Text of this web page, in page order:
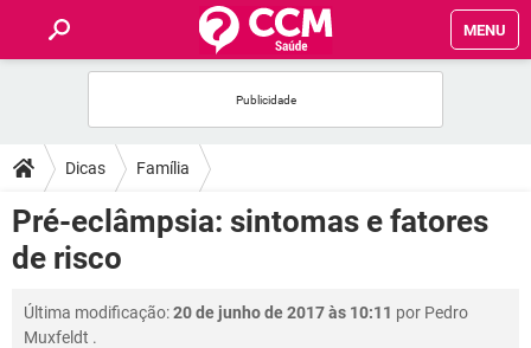
MENU
FÓRUM
SAÚDE
FAMÍLIA
NUTRIÇÃO
Dicas Família
Pré-eclâmpsia: sintomas e fatores
de risco
Última modificação:20 de junho de 2017 às 10:11 por Pedro
Muxfeldt .